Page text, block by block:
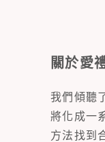
關於愛
我們傾聽
將化成一
方法找到